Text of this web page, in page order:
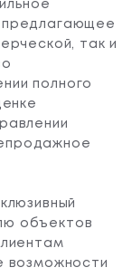
предлагающее
так и
полного
объектов
возможности